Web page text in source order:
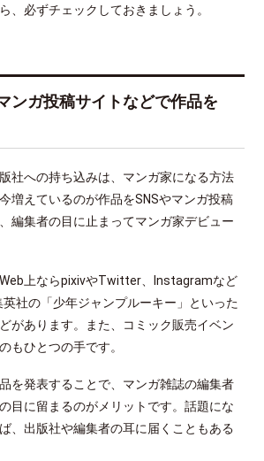
、必ずチェックしておきましょう。
ンガ投稿サイトなどで作品を
社への持ち込みは、マンガ家になる方法
増えているのが作品をSNSやマンガ投稿
編集者の目に止まってマンガ家デビュー
上ならpixivやTwitter、Instagramなど
社の「少年ジャンプルーキー」といった
があります。また、コミック販売イベン
もひとつの手です。
を発表することで、マンガ雑誌の編集者
目に留まるのがメリットです。話題にな
、出版社や編集者の耳に届くこともある